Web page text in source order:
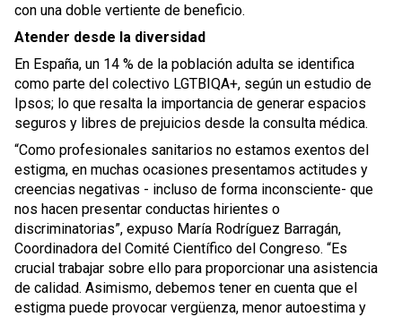
con una doble vertiente de beneficio.
Atender desde la diversidad
En España, un 14 % de la población adulta se identifica
como parte del colectivo LGTBIQA+, según un estudio de
Ipsos; lo que resalta la importancia de generar espacios
seguros y libres de prejuicios desde la consulta médica.
“Como profesionales sanitarios no estamos exentos del
estigma, en muchas ocasiones presentamos actitudes y
creencias negativas - incluso de forma inconsciente- que
nos hacen presentar conductas hirientes o
discriminatorias”, expuso María Rodríguez Barragán,
Coordinadora del Comité Científico del Congreso. “Es
crucial trabajar sobre ello para proporcionar una asistencia
de calidad. Asimismo, debemos tener en cuenta que el
estigma puede provocar vergüenza, menor autoestima y